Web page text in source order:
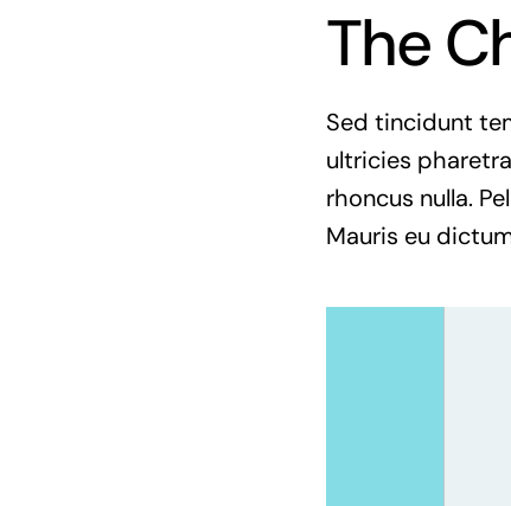
The
Sed tincidunt
ultricies
rhoncus nulla.
Mauris eu